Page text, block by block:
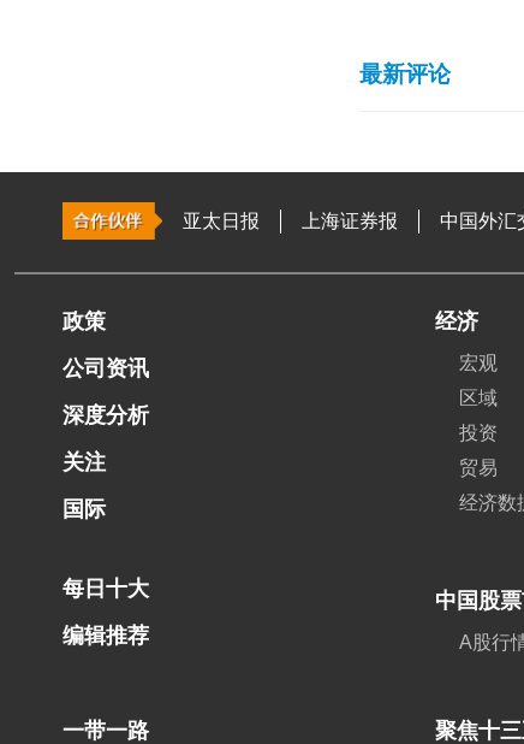
最新评论
亚太日报 上海证券报 中国外汇
政策
公司资讯
深度分析
关注
国际
每日十大
编辑推荐
经济
宏观
区域
投资
贸易
经济数
中国股
A股行
一带一路 聚焦十